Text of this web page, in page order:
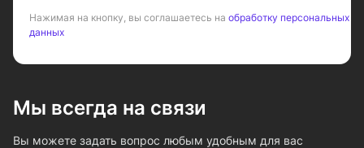
Нажимая на кнопку, вы соглашаетесь на обработку персональных
данных
Мы всегда на связи
Вы можете задать вопрос любым удобным для вас